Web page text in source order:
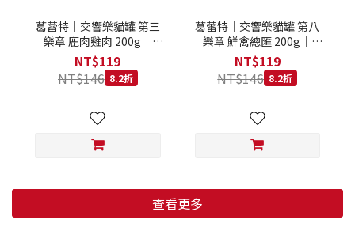
葛蕾特｜交響樂貓罐 第三
樂章 鹿肉雞肉 200g｜
GranataPet 200克 主食罐
無穀罐 無膠罐 主食貓罐 德
罐
NT$119
NT$146 8.2折
葛蕾特｜交響樂貓罐 第八
樂章 鮮禽總匯 200g｜
GranataPet 200克 主食罐
無穀罐 無膠罐 主食貓罐 德
罐
NT$119
NT$146 8.2折
查看更多